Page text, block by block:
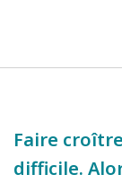
Faire
difficile.